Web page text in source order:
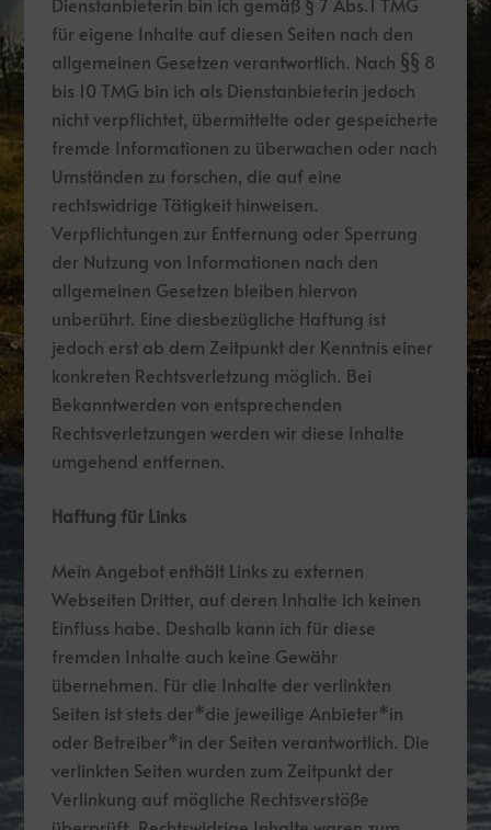
Dienstanbieterin bin ich gemäß § 7 Abs.1 TMG
für eigene Inhalte auf diesen Seiten nach den
allgemeinen Gesetzen verantwortlich. Nach §§ 8
bis 10 TMG bin ich als Dienstanbieterin jedoch
nicht verpflichtet, übermittelte oder gespeicherte
fremde Informationen zu überwachen oder nach
Umständen zu forschen, die auf eine
rechtswidrige Tätigkeit hinweisen.
Verpflichtungen zur Entfernung oder Sperrung
der Nutzung von Informationen nach den
allgemeinen Gesetzen bleiben hiervon
unberührt. Eine diesbezügliche Haftung ist
jedoch erst ab dem Zeitpunkt der Kenntnis einer
konkreten Rechtsverletzung möglich. Bei
Bekanntwerden von entsprechenden
Rechtsverletzungen werden wir diese Inhalte
umgehend entfernen.
Haftung für Links
Mein Angebot enthält Links zu externen
Webseiten Dritter, auf deren Inhalte ich keinen
Einfluss habe. Deshalb kann ich für diese
fremden Inhalte auch keine Gewähr
übernehmen. Für die Inhalte der verlinkten
Seiten ist stets der*die jeweilige Anbieter*in
oder Betreiber*in der Seiten verantwortlich. Die
verlinkten Seiten wurden zum Zeitpunkt der
Verlinkung auf mögliche Rechtsverstöße